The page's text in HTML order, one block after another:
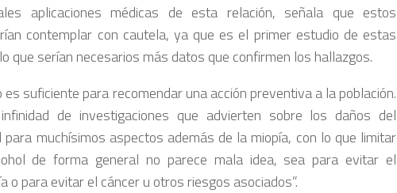
aplicaciones médicas de esta relación, señala que estos
contemplar con cautela, ya que es el primer estudio de estas
que serían necesarios más datos que confirmen los hallazgos.
es suficiente para recomendar una acción preventiva a la población.
de investigaciones que advierten sobre los daños del
para muchísimos aspectos además de la miopía, con lo que limitar
de forma general no parece mala idea, sea para evitar el
o para evitar el cáncer u otros riesgos asociados”.